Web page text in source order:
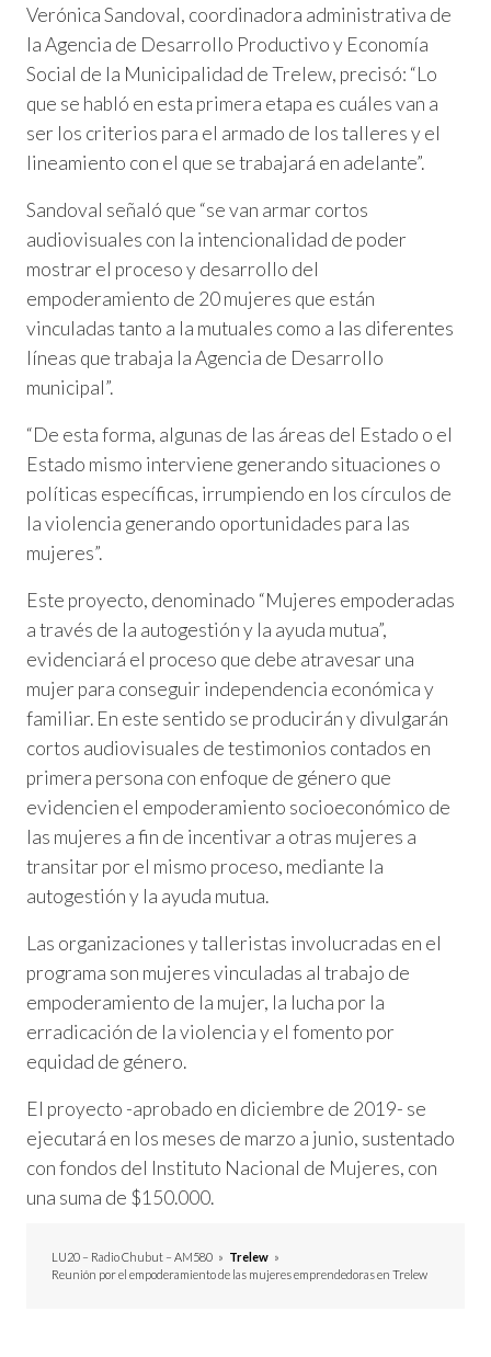
Verónica Sandoval, coordinadora administrativa de
la Agencia de Desarrollo Productivo y Economía
Social de la Municipalidad de Trelew, precisó: “Lo
que se habló en esta primera etapa es cuáles van a
ser los criterios para el armado de los talleres y el
lineamiento con el que se trabajará en adelante”.
Sandoval señaló que “se van armar cortos
audiovisuales con la intencionalidad de poder
mostrar el proceso y desarrollo del
empoderamiento de 20 mujeres que están
vinculadas tanto a la mutuales como a las diferentes
líneas que trabaja la Agencia de Desarrollo
municipal”.
“De esta forma, algunas de las áreas del Estado o el
Estado mismo interviene generando situaciones o
políticas específicas, irrumpiendo en los círculos de
la violencia generando oportunidades para las
mujeres”.
Este proyecto, denominado “Mujeres empoderadas
a través de la autogestión y la ayuda mutua”,
evidenciará el proceso que debe atravesar una
mujer para conseguir independencia económica y
familiar. En este sentido se producirán y divulgarán
cortos audiovisuales de testimonios contados en
primera persona con enfoque de género que
evidencien el empoderamiento socioeconómico de
las mujeres a fin de incentivar a otras mujeres a
transitar por el mismo proceso, mediante la
autogestión y la ayuda mutua.
Las organizaciones y talleristas involucradas en el
programa son mujeres vinculadas al trabajo de
empoderamiento de la mujer, la lucha por la
erradicación de la violencia y el fomento por
equidad de género.
El proyecto -aprobado en diciembre de 2019- se
ejecutará en los meses de marzo a junio, sustentado
con fondos del Instituto Nacional de Mujeres, con
una suma de $150.000.
LU20 – Radio Chubut – AM580 » Trelew »
Reunión por el empoderamiento de las mujeres emprendedoras en Trelew